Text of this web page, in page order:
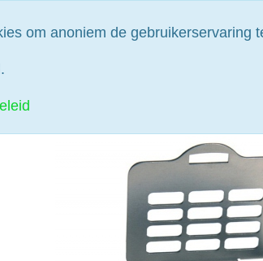
om anoniem de gebruikerservaring